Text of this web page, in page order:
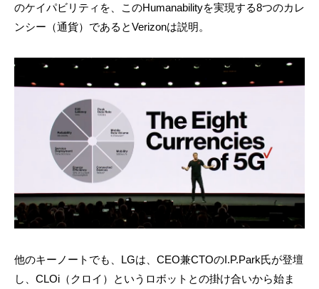
のケイパビリティを、このHumanabilityを実現する8つのカレ
ンシー（通貨）であるとVerizonは説明。
他のキーノートでも、LGは、CEO兼CTOのI.P.Park氏が登壇
し、CLOi（クロイ）というロボットとの掛け合いから始ま